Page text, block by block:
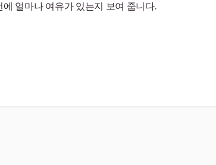
얼마나 여유가 있는지 보여 줍니다.